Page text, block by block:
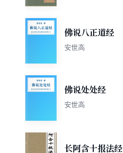
佛说八正道经
安世高
佛说处处经
安世高
长阿含十报法经